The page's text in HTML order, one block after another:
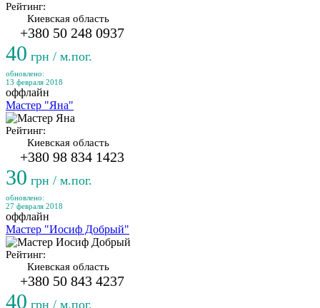
Рейтинг:
Киевская область
+380 50 248 0937
40 грн / м.пог.
обновлено:
13 февраля 2018
оффлайн
Мастер "Яна"
Рейтинг:
Киевская область
+380 98 834 1423
30 грн / м.пог.
обновлено:
27 февраля 2018
оффлайн
Мастер "Иосиф Добрый"
Рейтинг:
Киевская область
+380 50 843 4237
40 грн / м.пог.